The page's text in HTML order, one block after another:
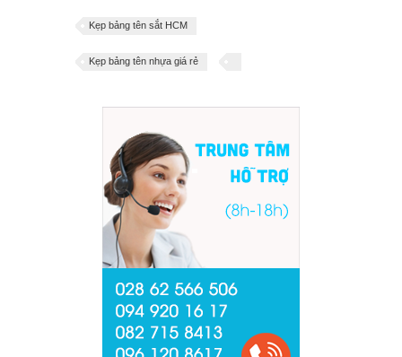
Kẹp bảng tên sắt HCM
Kẹp bảng tên nhựa giá rẻ